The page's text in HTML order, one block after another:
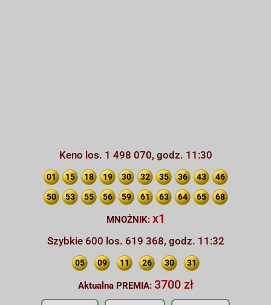
Keno los. 1 498 070, godz. 11:30
01 15 18 19 30 32 35 36 43 46
50 53 55 56 59 61 63 64 65 68
MNOŻNIK: x1
Szybkie 600 los. 619 368, godz. 11:32
05 09 11 26 30 31
Aktualna PREMIA: 3700 zł